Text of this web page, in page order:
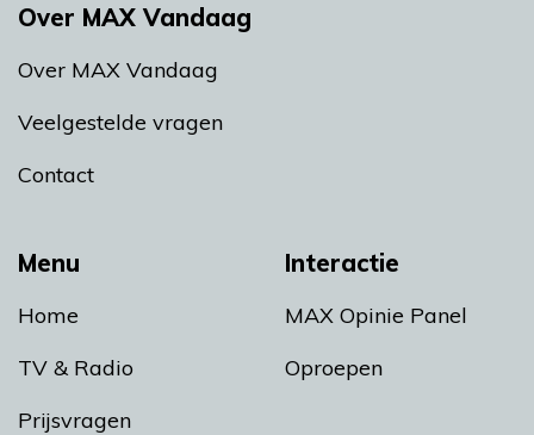
Menu
Home
TV & Radio
Prijsvragen
Interactie
MAX Opinie Panel
Oproepen
Over MAX Vandaag
Over MAX Vandaag
Veelgestelde vragen
Contact